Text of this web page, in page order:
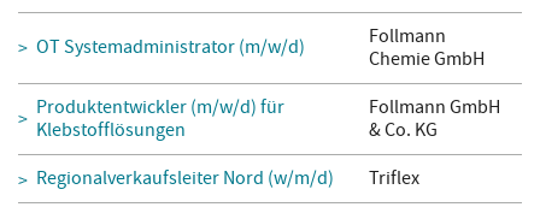
OT Systemadministrator (m/w/d)
Follmann
Chemie GmbH
Produktentwickler (m/w/d) für
Klebstofflösungen
Follmann GmbH
& Co. KG
Regionalverkaufsleiter Nord (w/m/d)
Triflex